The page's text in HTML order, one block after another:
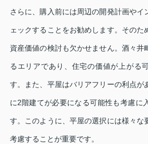
さらに、購入前には周辺の開発計画やイ
ェックすることをお勧めします。そのた
資産価値の検討も欠かせません。酒々井
るエリアであり、住宅の価値が上がる
す。また、平屋はバリアフリーの利点が
に2階建てが必要になる可能性も考慮に
す。このように、平屋の選択には様々な
考慮することが重要です。